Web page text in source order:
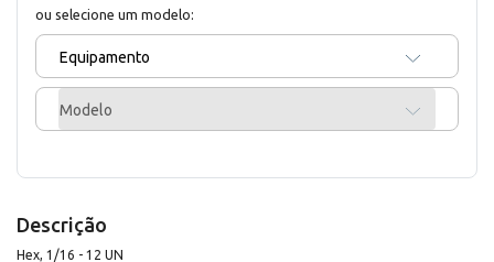
ou selecione um modelo:
Equipamento
Modelo
Descrição
Hex, 1/16 - 12 UN